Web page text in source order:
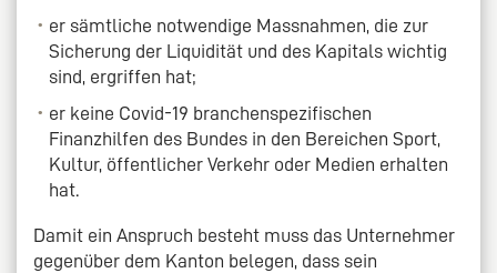
er sämtliche notwendige Massnahmen, die zur
Sicherung der Liquidität und des Kapitals wichtig
sind, ergriffen hat;
er keine Covid-19 branchenspezifischen
Finanzhilfen des Bundes in den Bereichen Sport,
Kultur, öffentlicher Verkehr oder Medien erhalten
hat.
Damit ein Anspruch besteht muss das Unternehmer
gegenüber dem Kanton belegen, dass sein